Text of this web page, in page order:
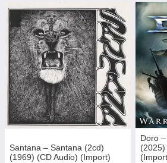
Santana – Santana (2cd)
(1969) (CD Audio) (Import)
Doro
(2025)